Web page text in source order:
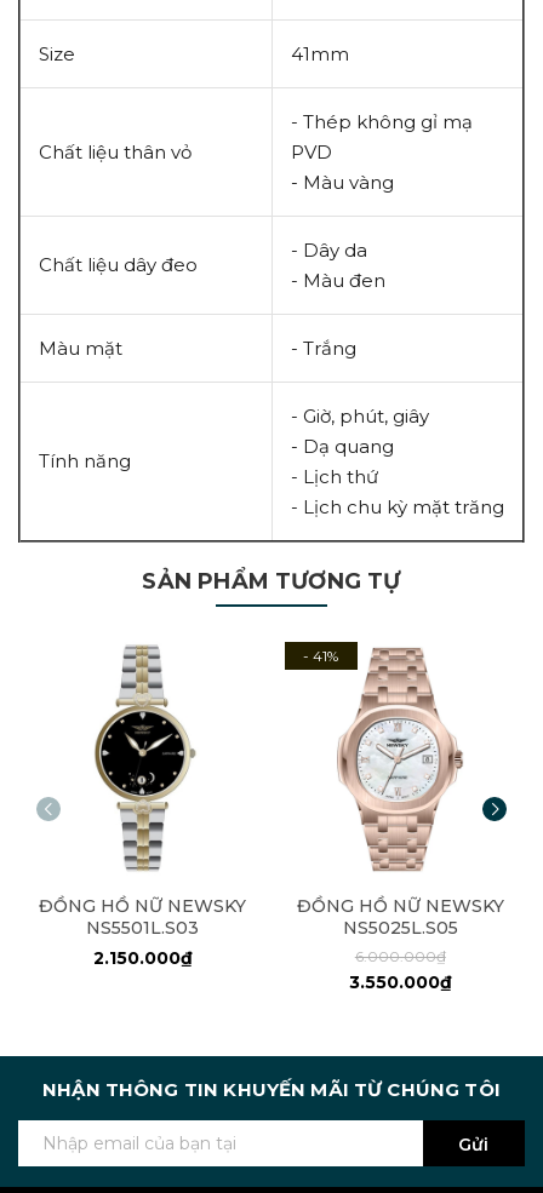
Size 41mm
Chất liệu thân vỏ
- Thép không gỉ mạ
PVD
- Màu vàng
Chất liệu dây đeo
- Dây da
- Màu đen
Màu mặt - Trắng
Tính năng
- Giờ, phút, giây
- Dạ quang
- Lịch thứ
- Lịch chu kỳ mặt trăng
SẢN PHẨM TƯƠNG TỰ
ĐỒNG HỒ NỮ NEWSKY
NS5501L.S03
2.150.000₫
- 41%
ĐỒNG HỒ NỮ NEWSKY
NS5025L.S05
6.000.000₫
3.550.000₫
NHẬN THÔNG TIN KHUYẾN MÃI TỪ CHÚNG TÔI
Gửi